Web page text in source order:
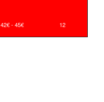
42€ - 45€ 12